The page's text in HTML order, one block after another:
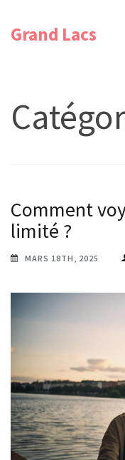
Grand Lacs
Comment
limité ?
MARS 18TH, 2025